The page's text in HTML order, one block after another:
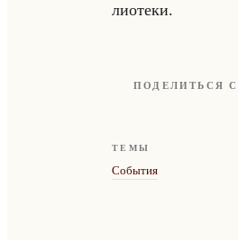
лио­те­ки.
ПОДЕЛИТЬСЯ
ТЕМЫ
События